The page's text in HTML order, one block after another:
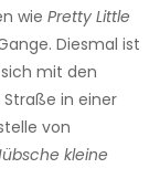
wie Pretty Little
Diesmal ist
mit den
Straße in einer
von
kleine